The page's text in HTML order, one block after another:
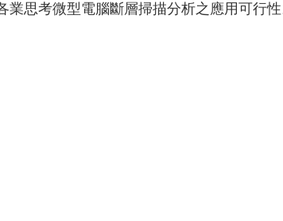
思考微型電腦斷層掃描分析之應用可行